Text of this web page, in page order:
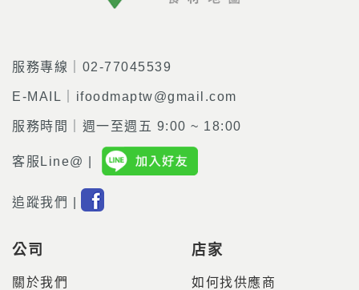
服務專線｜02-77045539
E-MAIL｜ifoodmaptw@gmail.com
服務時間｜週一至週五 9:00 ~ 18:00
客服Line@ |
追蹤我們 |
公司
關於我們
店家
如何找供應商